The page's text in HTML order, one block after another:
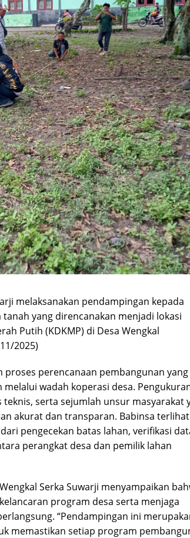
melaksanakan pendampingan kepada
yang direncanakan menjadi lokasi
Putih (KDKMP) di Desa Wengkal
2025)
perencanaan pembangunan yang
wadah koperasi desa.
serta sejumlah unsur masyarakat
akurat dan transparan. Babinsa terlihat
pengecekan batas lahan, verifikasi
perangkat desa dan pemilik lahan
Serka Suwarji menyampaikan
program desa serta menjaga
“Pendampingan ini
memastikan setiap program